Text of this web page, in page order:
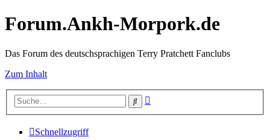
Forum.Ankh-Morpork.de
Das Forum des deutschsprachigen Terry Pratchett Fanclubs
Zum Inhalt
Suche
Schnellzugriff